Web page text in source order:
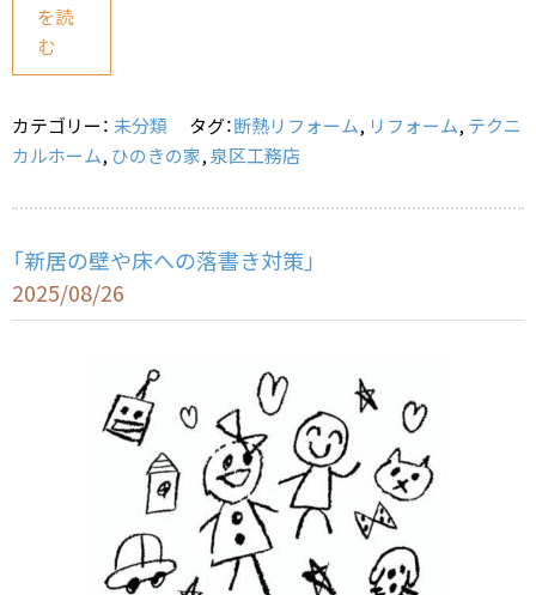
e
b
o
o
を読
む
カテゴリー： 未分類 タグ：断熱リフォーム, リフォーム, テクニ
カルホーム, ひのきの家,泉区工務店
「新居の壁や床への落書き対策」
2025/08/26